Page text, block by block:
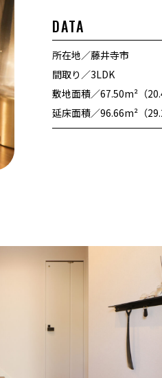
DATA
所在地
藤井寺市
間取り
3LDK
敷地面積
67.50m²（
延床面積
96.66m²（